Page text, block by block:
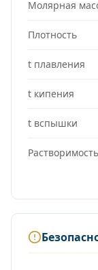
Молярная
Плотность
t плавления
t кипения
t вспышки
Растворимость